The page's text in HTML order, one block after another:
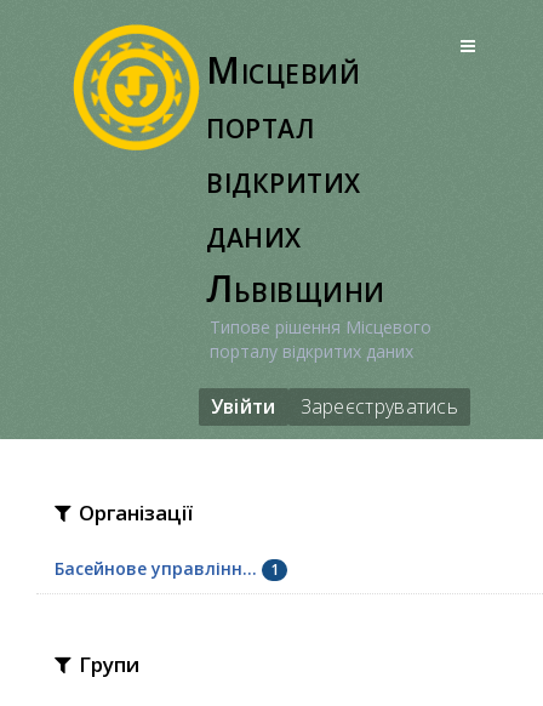
Місцевий
портал
відкритих
даних
Львівщини
Типове рішення Місцевого
порталу відкритих даних
Увійти Зареєструватись
Організації
Басейнове управлінн... 1
Групи